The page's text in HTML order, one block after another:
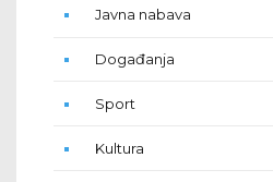
Javna nabava
Događanja
Sport
Kultura